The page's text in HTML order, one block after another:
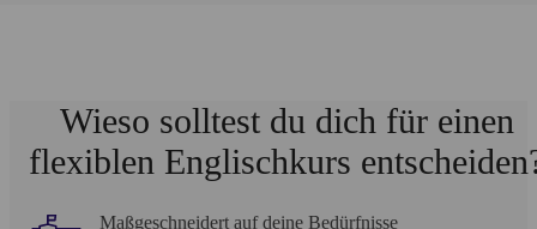
Wieso solltest du dich für einen
flexiblen Englischkurs
Maßgeschneidert auf deine Bedürfnisse